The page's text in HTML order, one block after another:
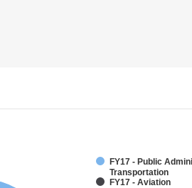
FY17 - Public
Transportation
FY17 - Aviation